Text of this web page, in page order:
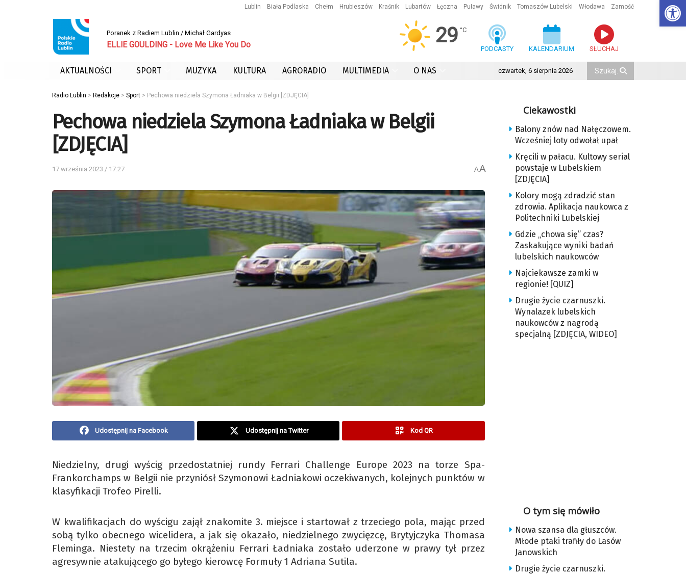
Lublin Biała Podlaska Chełm Hrubieszów Kraśnik Lubartów Łęczna Puławy Świdnik Tomaszów Lubelski Włodawa Zamość
Poranek z Radiem Lublin / Michał Gardyas
ELLIE GOULDING - Love Me Like You Do 29 °C
PODCASTY KALENDARIUM SŁUCHAJ
AKTUALNOŚCI SPORT MUZYKA KULTURA AGRORADIO MULTIMEDIA O NAS czwartek, 6 sierpnia 2026
Radio Lublin > Redakcje > Sport > Pechowa niedziela Szymona Ładniaka w Belgii [ZDJĘCIA]
Pechowa niedziela Szymona Ładniaka w Belgii
[ZDJĘCIA]
17 września 2023 / 17:27 AA
Udostępnij na Facebook Udostępnij na Twitter Kod QR
Niedzielny, drugi wyścig przedostatniej rundy Ferrari Challenge Europe 2023 na torze Spa-
Frankorchamps w Belgii nie przyniósł Szymonowi Ładniakowi oczekiwanych, kolejnych punktów w
klasyfikacji Trofeo Pirelli.
W kwalifikacjach do wyścigu zajął znakomite 3. miejsce i startował z trzeciego pola, mając przed
sobą tylko obecnego wicelidera, a jak się okazało, niedzielnego zwycięzcę, Brytyjczyka Thomasa
Fleminga. Niestety na trzecim okrążeniu Ferrari Ładniaka zostało uderzone w prawy tył przez
agresywnie atakującego go byłego kierowcę Formuły 1 Adriana Sutila.
Ciekawostki
Balony znów nad Nałęczowem.
Wcześniej loty odwołał upał
Kręcili w pałacu. Kultowy serial
powstaje w Lubelskiem
[ZDJĘCIA]
Kolory mogą zdradzić stan
zdrowia. Aplikacja naukowca z
Politechniki Lubelskiej
Gdzie „chowa się” czas?
Zaskakujące wyniki badań
lubelskich naukowców
Najciekawsze zamki w
regionie! [QUIZ]
Drugie życie czarnuszki.
Wynalazek lubelskich
naukowców z nagrodą
specjalną [ZDJĘCIA, WIDEO]
O tym się mówiło
Nowa szansa dla głuszców.
Młode ptaki trafiły do Lasów
Janowskich
Drugie życie czarnuszki.